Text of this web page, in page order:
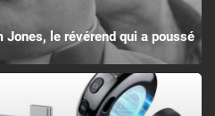
le révérend qui a poussé